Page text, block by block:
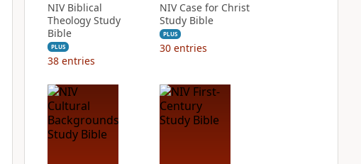
NIV Biblical
Theology Study
Bible
PLUS
38 entries
NIV Case for Christ
Study Bible
PLUS
30 entries